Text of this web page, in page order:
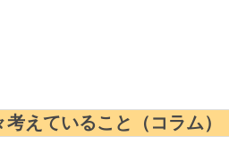
えていること（コラム）